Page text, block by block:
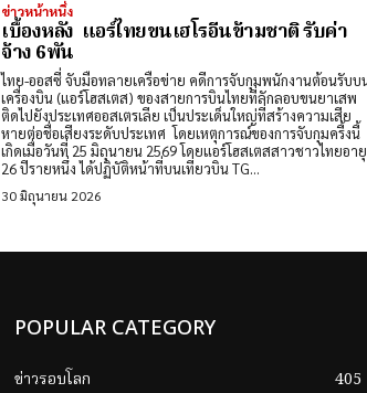
ข่าวหน้าหนึ่ง
เบื้องหลัง แอร์ไทยขนเฮโรอีนข้ามชาติ รับค่า
จ้าง 6พัน
ไทย-ออสซี่ จับมือทลายเครือข่าย คดีการจับกุมพนักงานต้อนรับบน
เครื่องบิน (แอร์โฮสเตส) ของสายการบินไทยที่ลักลอบขนยาเสพ
ติดไปยังประเทศออสเตรเลีย เป็นประเด็นใหญ่ที่สร้างความเสีย
หายต่อชื่อเสียงระดับประเทศ ​โดยเหตุการณ์ของการจับกุมครี้งนี้
เกิดเมื่อวันที่ 25 มิถุนายน 2569 โดยแอร์โฮสเตสสาวชาวไทยอายุ
26 ปีรายหนึ่ง ได้ปฏิบัติหน้าที่บนเที่ยวบิน TG...
30 มิถุนายน 2026
POPULAR CATEGORY
ข่าวรอบโลก
405